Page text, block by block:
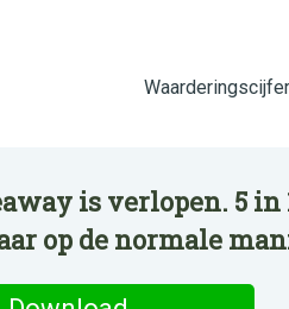
is verlopen. 5 in
op de normale